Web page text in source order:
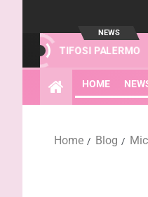
NEWS
TIFOSI PALERMO
da lottare per tornare dove
HOME
Home Blog